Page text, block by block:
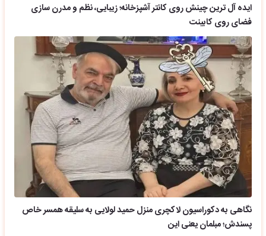
ایده آل ترین چینش روی کانتر آشپزخانه؛ زیبایی، نظم و مدرن سازی
فضای روی کابینت
نگاهی به دکوراسیون لاکچری منزل حمید لولایی به سلیقه همسر خاص
پسندش؛ مبلمان یعنی این